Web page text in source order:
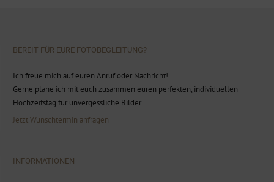
BEREIT FÜR EURE FOTOBEGLEITUNG?
Ich freue mich auf euren Anruf oder Nachricht!
Gerne plane ich mit euch zusammen euren perfekten, individuellen
Hochzeitstag für unvergessliche Bilder.
Jetzt Wunschtermin anfragen
INFORMATIONEN